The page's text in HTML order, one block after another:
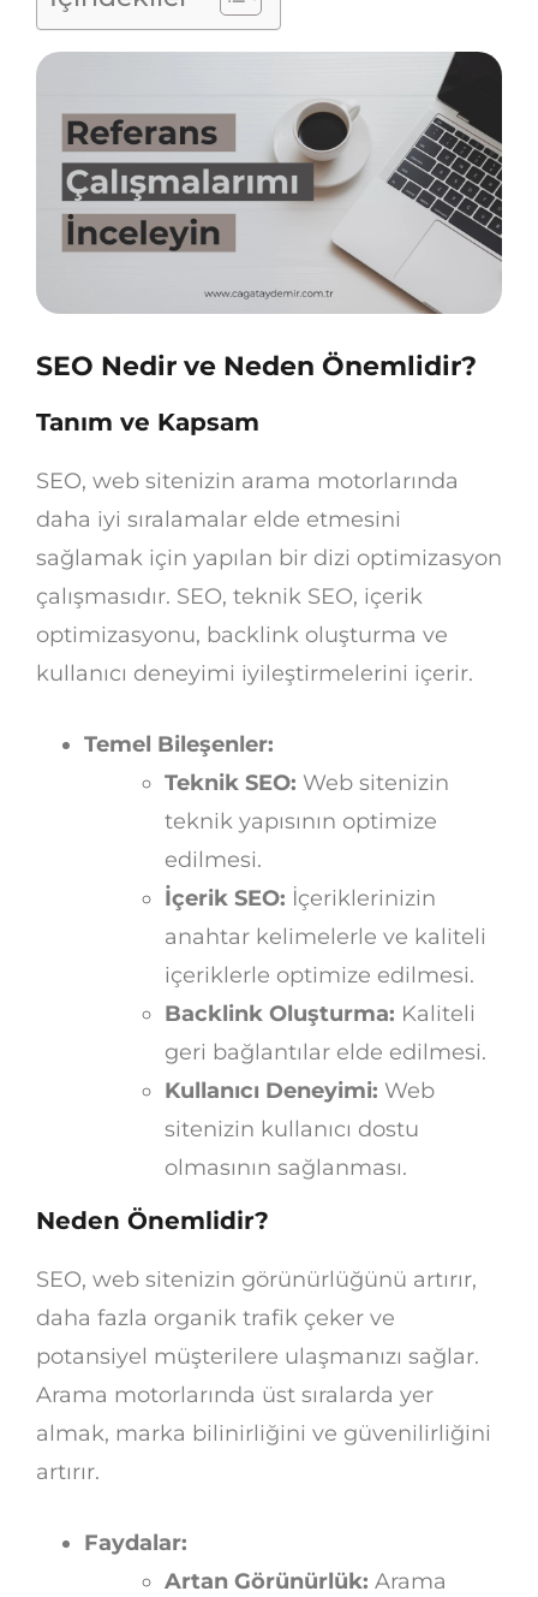
SEO Nedir ve Neden Önemlidir?
Tanım ve Kapsam
SEO, web sitenizin arama motorlarında
daha iyi sıralamalar elde etmesini
sağlamak için yapılan bir dizi optimizasyon
çalışmasıdır. SEO, teknik SEO, içerik
optimizasyonu, backlink oluşturma ve
kullanıcı deneyimi iyileştirmelerini içerir.
Temel Bileşenler:
Teknik SEO: Web sitenizin
teknik yapısının optimize
edilmesi.
İçerik SEO: İçeriklerinizin
anahtar kelimelerle ve kaliteli
içeriklerle optimize edilmesi.
Backlink Oluşturma: Kaliteli
geri bağlantılar elde edilmesi.
Kullanıcı Deneyimi: Web
sitenizin kullanıcı dostu
olmasının sağlanması.
Neden Önemlidir?
SEO, web sitenizin görünürlüğünü artırır,
daha fazla organik trafik çeker ve
potansiyel müşterilere ulaşmanızı sağlar.
Arama motorlarında üst sıralarda yer
almak, marka bilinirliğini ve güvenilirliğini
artırır.
Faydalar:
Artan Görünürlük: Arama